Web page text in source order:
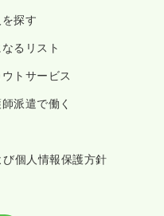
探す
るリスト
トサービス
派遣で働く
個人情報保護方針